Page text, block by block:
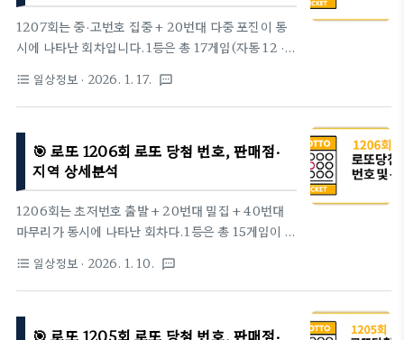
반 밀집도가 매우 높은 조합이다.2. 당첨자 수 · 당첨
금 & 구매 방식→ 1등 인원이 6게임으로 매우 적은 회
차→ 그 결과 1인당 50억 원대 고액 당첨금 형성→ 전
게임 자동이라는 점도 이번 회차의 뚜..
1207회는 중·고번호 집중 + 20번대 다중 포진이 동
시에 나타난 회차입니다.1등은 총 17게임(자동 12 ·
20번대 연속 군집과38 · 45의 후반 고번호 결합이 당
첨 흐름의 핵심이었습니다.1. 이번 주 당첨번호
(2026년 01월 17일 추첨)1등 번호 : 10 · 22 · 24 ·
27 · 38 · 45보너스 번호 : 11→ 저번호(1 ~ 10) 1개→
중번호(11 ~ 30) 3개→ 고번호(31 ~ 45) 2개특히 22
· 24 · 27의 20번대 3개 동시 출현은최근 회차 중에
서도 드문 중번호 집중 패턴에 해당합니다.2. 당첨자
수 · 당첨금 & 구매 방식→ 1등 당첨금은 17억 원대 중
반→ 자동 비중이 높은 회차지만→ 수동 5게임 포..
format_list_bulleted 일상정보 · 2026. 1. 17. textsms
🎯 로또 1206회 로또 당첨 번호, 판매점·
지역 상세분석
1206회는 초저번호 출발 + 20번대 밀집 + 40번대
마무리가 동시에 나타난 회차다.1등은 총 15게임이 배
형형 구조를 보였다.1. 이번 주 당첨번호1등 번호 : 1 ·
3 · 17 · 26 · 27 · 42보너스 번호 : 23번호대 분포를
보면,→ 저번호(1 ~ 10) 2개→ 중번호(11 ~ 30) 3개→
고번호(31 ~ 45) 1개특히 1 · 3의 초저번호 출발 후17
format_list_bulleted 일상정보 · 2026. 1. 10. textsms
🎯 로또 1205회 로또 당첨 번호, 판매점·